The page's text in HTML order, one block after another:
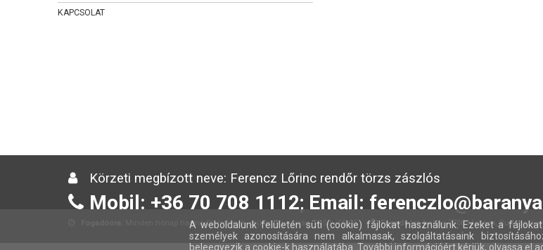
KAPCSOLAT
Körzeti megbízott neve: Ferencz Lőrinc rendőr törzs zászlós
Mobil: +36 70 708 1112; Email:
Minden hónap harmadik hetének csütörtöki napján 13:00 - 15:00 Fogadóóra helye:7700 Mohács, Budapesti
A weboldalunk felületén süti (cookie) fájlokat használunk. Ezeket a
személyek azonosítására nem alkalmasak, szolgáltatásaink
beleegyezik a cookie-k használatába. További információért kérjük, olvassa el